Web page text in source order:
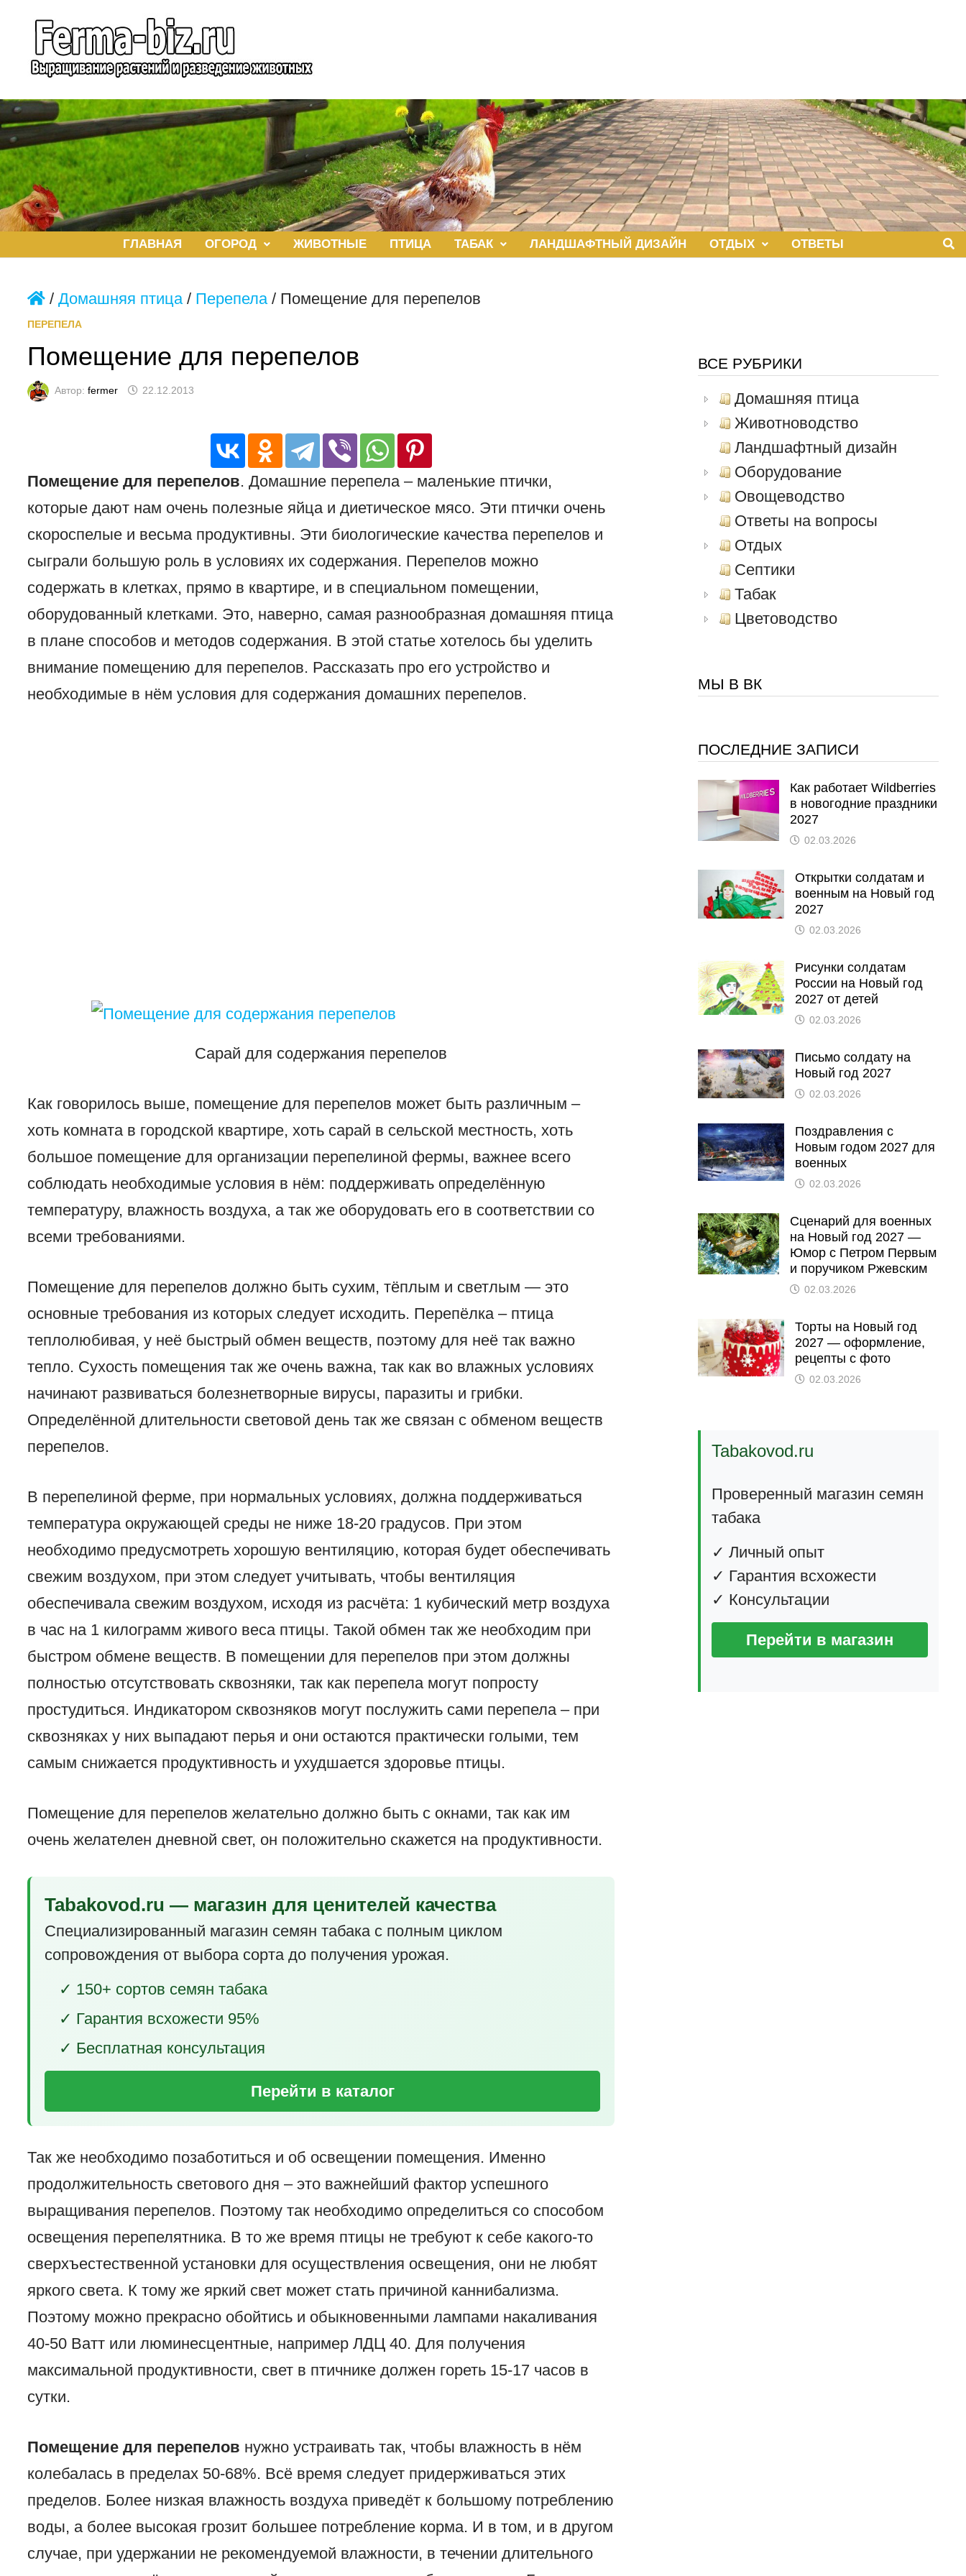
содержимому
ГЛАВНАЯ ОГОРОД ЖИВОТНЫЕ ПТИЦА ТАБАК ЛАНДШАФТНЫЙ ДИЗАЙН ОТДЫХ ОТВЕТЫ
/Домашняя птица/ Перепела/ Помещение для перепелов
ПЕРЕПЕЛА
Помещение для перепелов
Автор:fermer 22.12.2013
Помещение для перепелов. Домашние перепела – маленькие птички,
которые дают нам очень полезные яйца и диетическое мясо. Эти птички очень
скороспелые и весьма продуктивны. Эти биологические качества перепелов и
сыграли большую роль в условиях их содержания. Перепелов можно
содержать в клетках, прямо в квартире, и в специальном помещении,
оборудованный клетками. Это, наверно, самая разнообразная домашняя птица
в плане способов и методов содержания. В этой статье хотелось бы уделить
внимание помещению для перепелов. Рассказать про его устройство и
необходимые в нём условия для содержания домашних перепелов.
Сарай для содержания перепелов
Как говорилось выше, помещение для перепелов может быть различным –
хоть комната в городской квартире, хоть сарай в сельской местность, хоть
большое помещение для организации перепелиной фермы, важнее всего
соблюдать необходимые условия в нём: поддерживать определённую
температуру, влажность воздуха, а так же оборудовать его в соответствии со
всеми требованиями.
Помещение для перепелов должно быть сухим, тёплым и светлым — это
основные требования из которых следует исходить. Перепёлка – птица
теплолюбивая, у неё быстрый обмен веществ, поэтому для неё так важно
тепло. Сухость помещения так же очень важна, так как во влажных условиях
начинают развиваться болезнетворные вирусы, паразиты и грибки.
Определённой длительности световой день так же связан с обменом веществ
перепелов.
В перепелиной ферме, при нормальных условиях, должна поддерживаться
температура окружающей среды не ниже 18-20 градусов. При этом
необходимо предусмотреть хорошую вентиляцию, которая будет обеспечивать
свежим воздухом, при этом следует учитывать, чтобы вентиляция
обеспечивала свежим воздухом, исходя из расчёта: 1 кубический метр воздуха
в час на 1 килограмм живого веса птицы. Такой обмен так же необходим при
быстром обмене веществ. В помещении для перепелов при этом должны
полностью отсутствовать сквозняки, так как перепела могут попросту
простудиться. Индикатором сквозняков могут послужить сами перепела – при
сквозняках у них выпадают перья и они остаются практически голыми, тем
самым снижается продуктивность и ухудшается здоровье птицы.
Помещение для перепелов желательно должно быть с окнами, так как им
очень желателен дневной свет, он положительно скажется на продуктивности.
Tabakovod.ru — магазин для ценителей качества
Специализированный магазин семян табака с полным циклом
сопровождения от выбора сорта до получения урожая.
✓ 150+ сортов семян табака
✓ Гарантия всхожести 95%
✓ Бесплатная консультация
Перейти в каталог
Так же необходимо позаботиться и об освещении помещения. Именно
продолжительность светового дня – это важнейший фактор успешного
выращивания перепелов. Поэтому так необходимо определиться со способом
освещения перепелятника. В то же время птицы не требуют к себе какого-то
сверхъестественной установки для осуществления освещения, они не любят
яркого света. К тому же яркий свет может стать причиной каннибализма.
Поэтому можно прекрасно обойтись и обыкновенными лампами накаливания
40-50 Ватт или люминесцентные, например ЛДЦ 40. Для получения
максимальной продуктивности, свет в птичнике должен гореть 15-17 часов в
сутки.
Помещение для перепелов нужно устраивать так, чтобы влажность в нём
колебалась в пределах 50-68%. Всё время следует придерживаться этих
пределов. Более низкая влажность воздуха приведёт к большому потреблению
воды, а более высокая грозит большее потребление корма. И в том, и в другом
случае, при удержании не рекомендуемой влажности, в течении длительного
ВСЕ РУБРИКИ
Домашняя птица
Животноводство
Ландшафтный дизайн
Оборудование
Овощеводство
Ответы на вопросы
Отдых
Септики
Табак
Цветоводство
МЫ В ВК
ПОСЛЕДНИЕ ЗАПИСИ
Как работает Wildberries
в новогодние праздники
2027
02.03.2026
Открытки солдатам и
военным на Новый год
2027
02.03.2026
Рисунки солдатам
России на Новый год
2027 от детей
02.03.2026
Письмо солдату на
Новый год 2027
02.03.2026
Поздравления с
Новым годом 2027 для
военных
02.03.2026
Сценарий для военных
на Новый год 2027 —
Юмор с Петром Первым
и поручиком Ржевским
02.03.2026
Торты на Новый год
2027 — оформление,
рецепты с фото
02.03.2026
Tabakovod.ru
Проверенный магазин семян
табака
✓ Личный опыт
✓ Гарантия всхожести
✓ Консультации
Перейти в магазин